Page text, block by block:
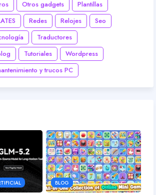
Otros gadgets
Plantillas
Redes Relojes
Seo
Traductores
Tutoriales
Wordpress
y trucos PC
BLOG